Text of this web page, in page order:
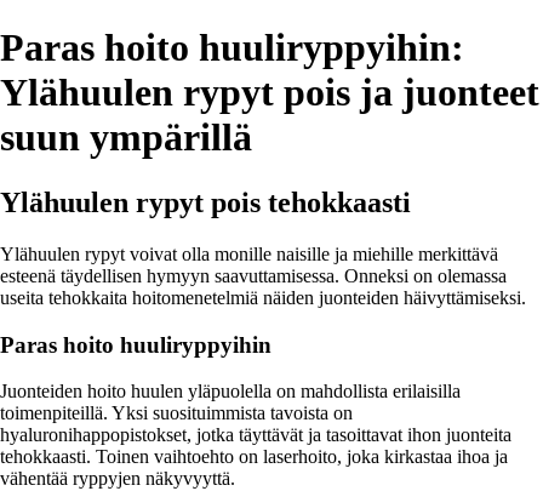
Paras hoito huuliryppyihin:
Ylähuulen rypyt pois ja juonteet
suun ympärillä
Ylähuulen rypyt pois tehokkaasti
Ylähuulen rypyt voivat olla monille naisille ja miehille merkittävä
esteenä täydellisen hymyyn saavuttamisessa. Onneksi on olemassa
useita tehokkaita hoitomenetelmiä näiden juonteiden häivyttämiseksi.
Paras hoito huuliryppyihin
Juonteiden hoito huulen yläpuolella on mahdollista erilaisilla
toimenpiteillä. Yksi suosituimmista tavoista on
hyaluronihappopistokset, jotka täyttävät ja tasoittavat ihon juonteita
tehokkaasti. Toinen vaihtoehto on laserhoito, joka kirkastaa ihoa ja
vähentää ryppyjen näkyvyyttä.